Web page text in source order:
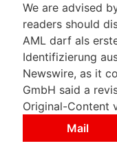
We are advised
readers should
AML darf als
Identifizierung
Newswire, as it
GmbH said a
Original-Content
Mail